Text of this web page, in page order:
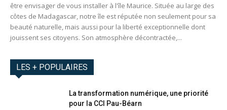
être envisager de vous installer à l'île Maurice. Située au large des
côtes de Madagascar, notre île est réputée non seulement pour sa
beauté naturelle, mais aussi pour la liberté exceptionnelle dont
jouissent ses citoyens. Son atmosphère décontractée,...
LES + POPULAIRES
La transformation numérique, une priorité
pour la CCI Pau-Béarn